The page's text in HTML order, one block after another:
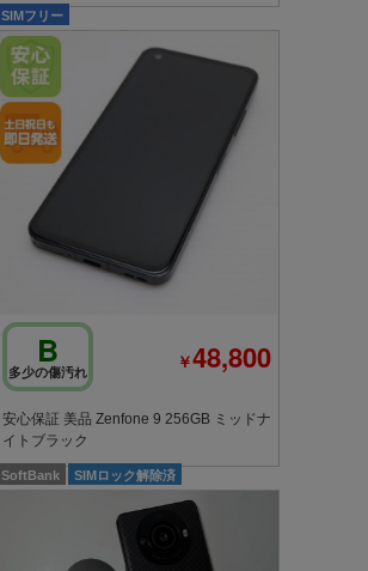
SIMフリー
B
多少の傷汚れ ￥48,800
安心保証 美品 Zenfone 9 256GB ミッドナ
イトブラック
SoftBank SIMロック解除済